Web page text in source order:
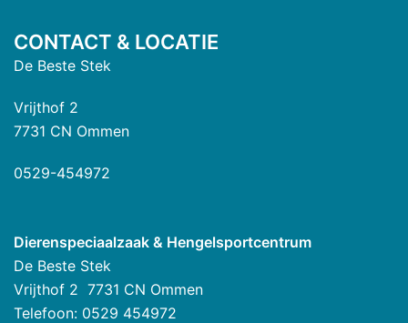
CONTACT & LOCATIE
De Beste Stek
Vrijthof 2
7731 CN Ommen
0529-454972
Dierenspeciaalzaak & Hengelsportcentrum
De Beste Stek
Vrijthof 2 7731 CN Ommen
Telefoon: 0529 454972